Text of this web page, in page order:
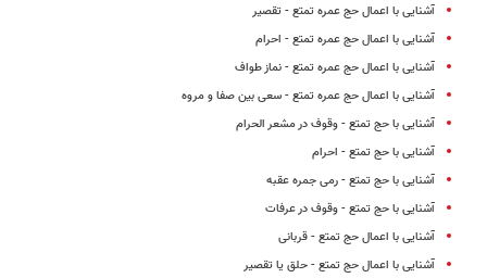
آشنایی با اعمال حج عمره تمتع - تقصیر
آشنایی با اعمال حج عمره تمتع - احرام
آشنایی با اعمال حج عمره تمتع - نماز طواف
آشنایی با اعمال حج عمره تمتع - سعى بین صفا و مروه
آشنایی با حج تمتع - وقوف در مشعر الحرام
آشنایی با حج تمتع - احرام
آشنایی با حج تمتع - رمی جمره عقبه
آشنایی با حج تمتع - وقوف در عرفات
آشنایی با اعمال حج تمتع - قربانی
آشنایی با اعمال حج تمتع - حلق یا تقصیر